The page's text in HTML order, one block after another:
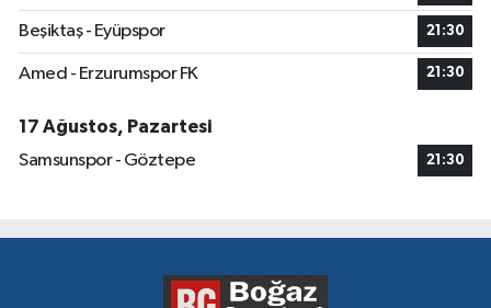
Beşiktaş - Eyüpspor 21:30
Amed - Erzurumspor FK 21:30
17 Ağustos, Pazartesi
Samsunspor - Göztepe
21:30